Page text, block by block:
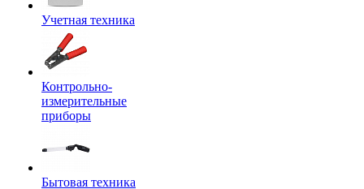
Учетная техника
Контрольно-
измерительные
приборы
Бытовая техника